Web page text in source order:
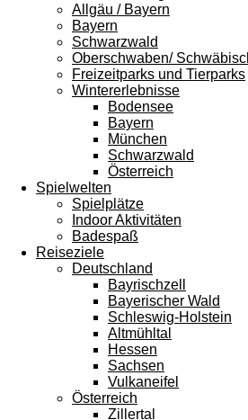
Allgäu / Bayern
Bayern
Schwarzwald
Oberschwaben/
Freizeitparks und Tierparks
Wintererlebnisse
Bodensee
Bayern
München
Schwarzwald
Österreich
Spielwelten
Spielplätze
Indoor Aktivitäten
Badespaß
Reiseziele
Deutschland
Bayrischzell
Bayerischer Wald
Schleswig-Holstein
Altmühltal
Hessen
Sachsen
Vulkaneifel
Österreich
Zillertal